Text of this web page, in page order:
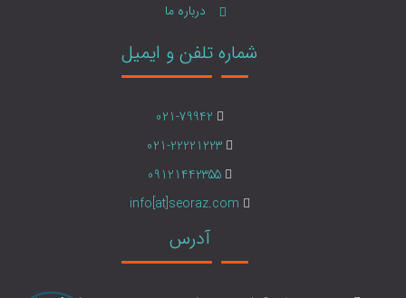
درباره ما
شماره تلفن و ایمیل
021-79942
021-22221223
09121442355
info[at]seoraz.com
آدرس